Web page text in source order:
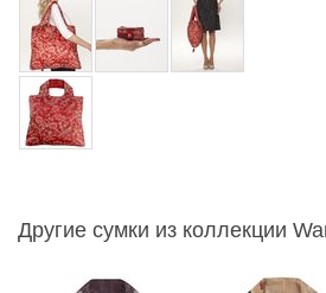
Другие сумки из коллекции